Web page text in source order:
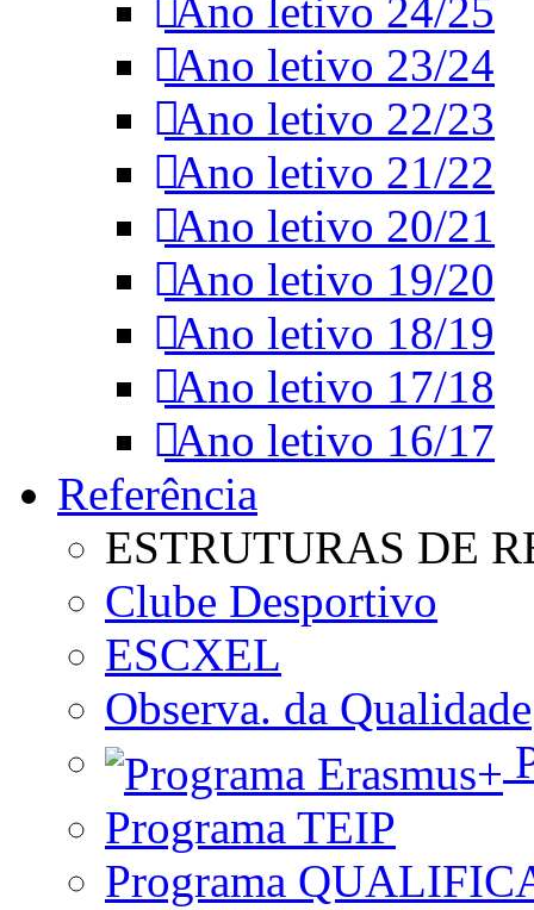
Ano letivo 24/25
Ano letivo 23/24
Ano letivo 22/23
Ano letivo 21/22
Ano letivo 20/21
Ano letivo 19/20
Ano letivo 18/19
Ano letivo 17/18
Ano letivo 16/17
Referência
ESTRUTURAS DE
Clube Desportivo
ESCXEL
Observa. da Qualidade
Programa TEIP
Programa